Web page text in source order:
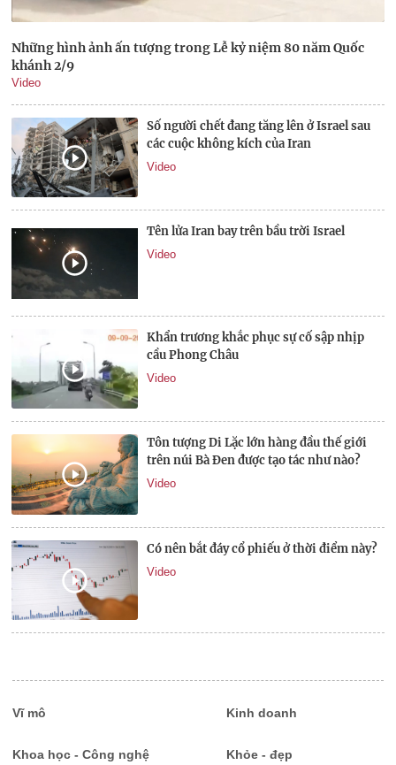
Những hình ảnh ấn tượng trong Lễ kỷ niệm 80 năm Quốc
khánh 2/9
Video
Số người chết đang tăng lên ở Israel sau
các cuộc không kích của Iran
Video
Tên lửa Iran bay trên bầu trời Israel
Video
Khẩn trương khắc phục sự cố sập nhịp
cầu Phong Châu
Video
Tôn tượng Di Lặc lớn hàng đầu thế giới
trên núi Bà Đen được tạo tác như nào?
Video
Có nên bắt đáy cổ phiếu ở thời điểm này?
Video
Vĩ mô Kinh doanh
Khoa học - Công nghệ Khỏe - đẹp